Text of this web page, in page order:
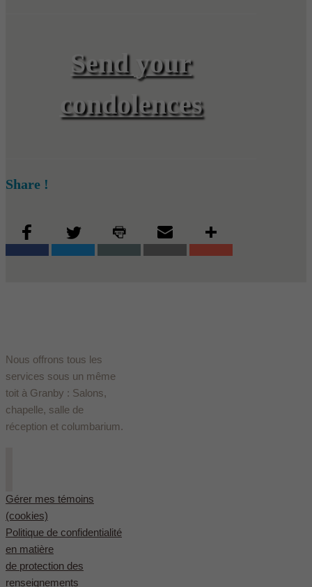
Send your
condolences
Share !
Nous offrons tous les
services sous un même
toit à Granby : Salons,
chapelle, salle de
réception et columbarium.
Gérer mes témoins
(cookies)
Politique de confidentialité
en matière
de protection des
renseignements